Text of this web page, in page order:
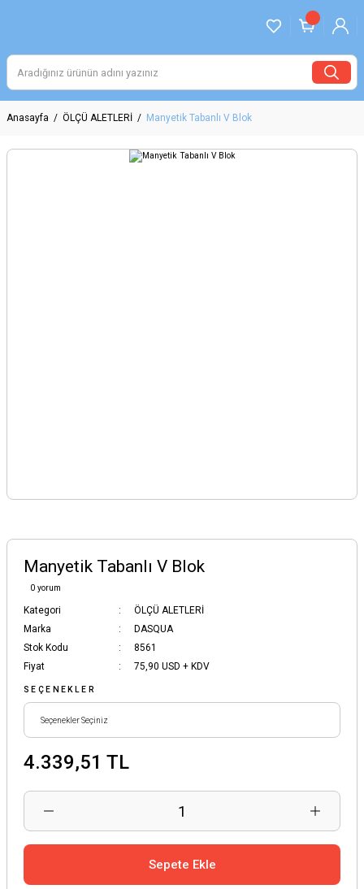
Anasayfa ÖLÇÜ ALETLERİ Manyetik Tabanlı V Blok
Manyetik Tabanlı V Blok
0 yorum
Kategori
ÖLÇÜ ALETLERİ
Marka
DASQUA
Stok Kodu
8561
Fiyat
75,90 USD + KDV
SEÇENEKLER
4.339,51 TL
Sepete Ekle